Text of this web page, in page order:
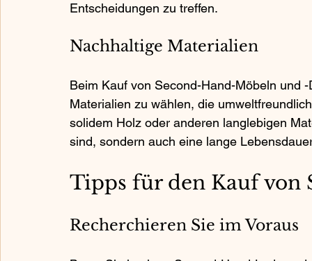
Entscheidungen zu treffen.
Nachhaltige Materialien
Beim Kauf von Second-Hand-Möbeln und
Materialien zu wählen, die
solidem Holz oder anderen langlebigen
sind, sondern auch eine lange
Tipps für den Kauf von
Recherchieren Sie im Voraus